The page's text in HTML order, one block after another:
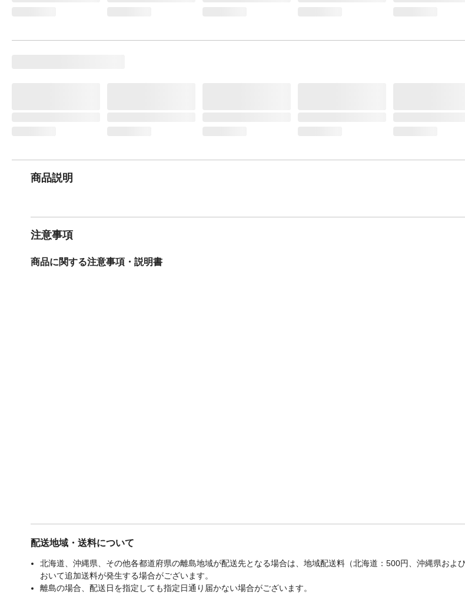
商品説明
注意事項
商品に関する注意事項・説明書
配送地域・送料について
北海道、沖縄県、その他各都道府県の離島地域が配送先となる場合は、地域配送料（北海道：500円、沖縄県お
おいて追加送料が発生する場合がございます。
離島の場合、配送日を指定しても指定日通り届かない場合がございます。